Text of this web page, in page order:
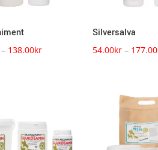
– 138.00krPrisintervall:
Silversalva
54.00kr – 177.00